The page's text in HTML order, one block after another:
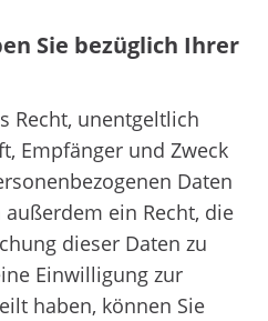
Sie bezüglich Ihrer
Recht, unentgeltlich
Empfänger und Zweck
Daten
ein Recht, die
dieser Daten zu
Einwilligung zur
haben, können Sie